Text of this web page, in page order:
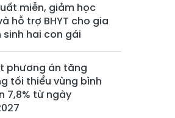
miễn, giảm học
hỗ trợ BHYT cho gia
sinh hai con gái
phương án tăng
tối thiểu vùng bình
7,8% từ ngày